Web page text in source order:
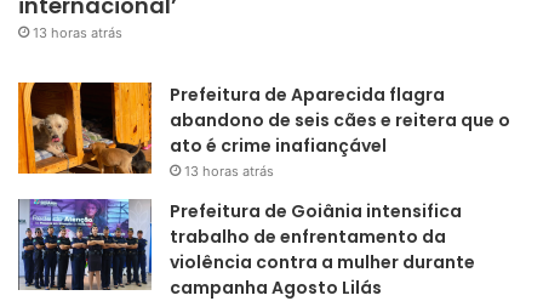
13 horas atrás
abandono de seis cães e reitera que o
ato é crime inafiançável
13 horas atrás
trabalho de enfrentamento da
violência contra a mulher durante
campanha Agosto Lilás
14 horas atrás